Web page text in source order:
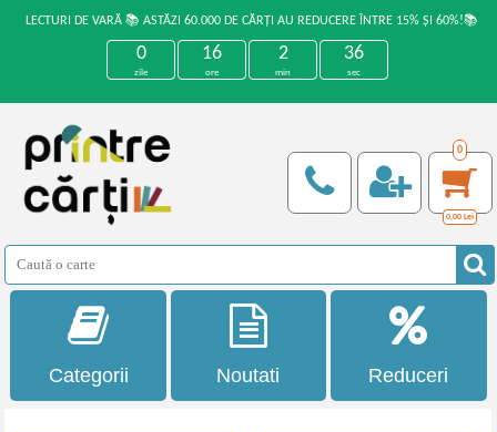
LECTURI DE VARĂ 📚 ASTĂZI 60.000 DE CĂRȚI AU REDUCERE ÎNTRE 15% ȘI 60%!📚
0
zile
16
ore
2
min
36
sec
0
0,00 Lei
Categorii Noutati Reduceri